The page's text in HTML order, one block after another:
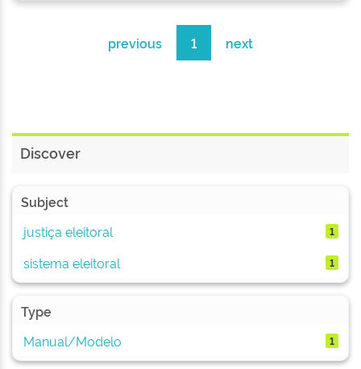
previous 1 next
Discover
Subject
justiça eleitoral
1
sistema eleitoral 1
Type
Manual/Modelo
1